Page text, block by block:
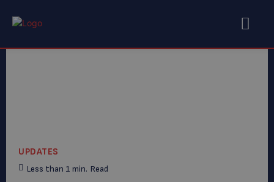
UPDATES
Less than 1 min. Read